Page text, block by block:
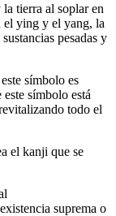
tierra al soplar en
el ying y el yang, la
pesadas y
símbolo es
símbolo está
todo el
el kanji que se
suprema o